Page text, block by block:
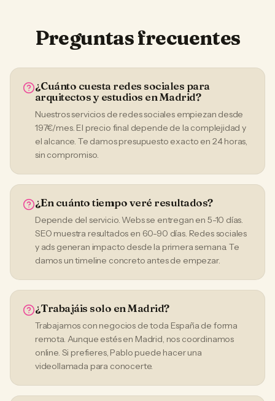
Preguntas frecuentes
¿Cuánto cuesta redes sociales para
arquitectos y estudios en Madrid?
Nuestros servicios de redes sociales empiezan desde
197€/mes. El precio final depende de la complejidad y
el alcance. Te damos presupuesto exacto en 24 horas,
sin compromiso.
¿En cuánto tiempo veré resultados?
Depende del servicio. Webs se entregan en 5-10 días.
SEO muestra resultados en 60-90 días. Redes sociales
y ads generan impacto desde la primera semana. Te
damos un timeline concreto antes de empezar.
¿Trabajáis solo en Madrid?
Trabajamos con negocios de toda España de forma
remota. Aunque estés en Madrid, nos coordinamos
online. Si prefieres, Pablo puede hacer una
videollamada para conocerte.